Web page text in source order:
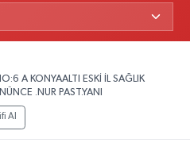
A KONYAALTI ESKİ İL SAĞLIK
.NUR PAST.YANI
Al